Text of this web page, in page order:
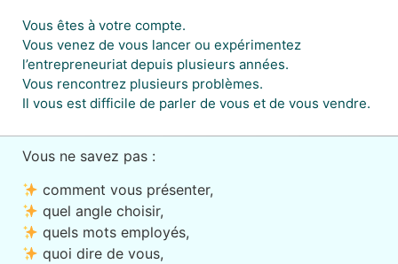
Vous êtes à votre compte.
Vous venez de vous lancer ou expérimentez
l’entrepreneuriat depuis plusieurs années.
Vous rencontrez plusieurs problèmes.
Il vous est difficile de parler de vous et de vous vendre.
Vous ne savez pas :
comment vous présenter,
quel angle choisir,
quels mots employés,
quoi dire de vous,